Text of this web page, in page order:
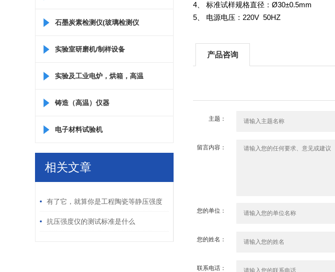
石墨炭素检测仪(玻璃检测仪
器)
实验室研磨机/制样设备
实验及工业电炉，烘箱，高温
箱
铸造（高温）仪器
电子材料试验机
相关文章
有了它，就算你是工程陶瓷等静压强度
试验仪新手也能变老师傅
抗压强度仪的测试标准是什么
4、 标准试样规格直径：Ø30±0.5mm
5、 电源电压：220V 50HZ
产品咨询
主题：
留言内容：
您的单位：
您的姓名：
联系电话：